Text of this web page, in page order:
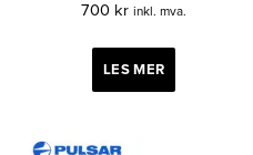
700 kr inkl. mva.
LES MER